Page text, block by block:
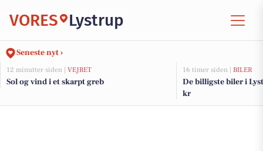
VORES Lystrup
Seneste nyt ›
12 minutter siden | VEJRET
Sol og vind i et skarpt greb
16 timer siden | BILER
De billigste biler i
kr